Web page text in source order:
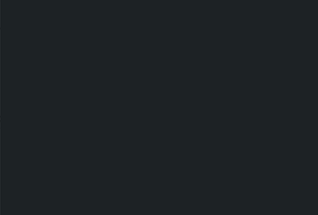
हस्ताक्षर गरेका छन् ।
इजाजत प्राप्त नेपाल
विभिन्न खालका